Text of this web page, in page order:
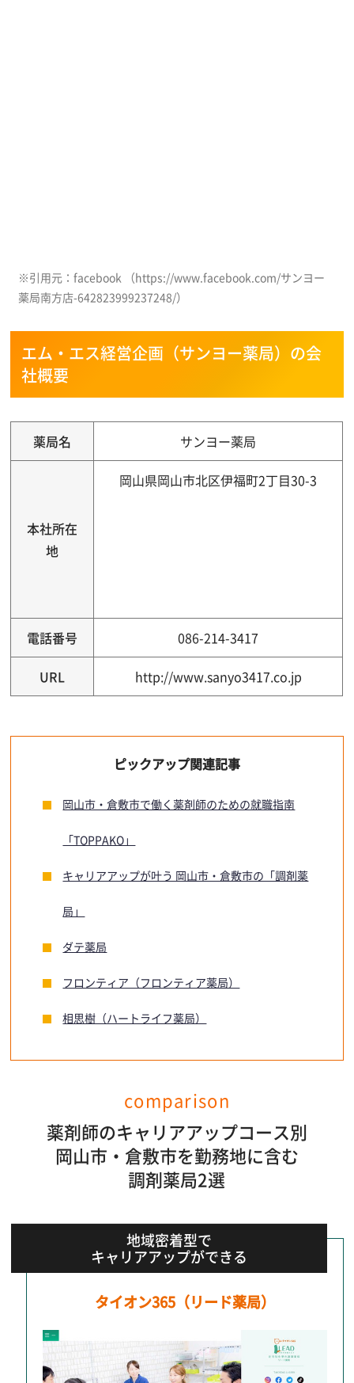
※引用元：facebook （https://www.facebook.com/サンヨー
薬局南方店-642823999237248/）
エム・エス経営企画（サンヨー薬局）の会
社概要
薬局名 サンヨー薬局
本社所在
地
岡山県岡山市北区伊福町2丁目30-3
電話番号 086-214-3417
URL http://www.sanyo3417.co.jp
ピックアップ関連記事
岡山市・倉敷市で働く薬剤師のための就職指南
「TOPPAKO」
キャリアアップが叶う 岡山市・倉敷市の「調剤薬
局」
ダテ薬局
フロンティア（フロンティア薬局）
相思樹（ハートライフ薬局）
comparison
薬剤師のキャリアアップコース別
岡山市・倉敷市を勤務地に含む
調剤薬局2選
地域密着型で
キャリアアップができる
タイオン365（リード薬局）